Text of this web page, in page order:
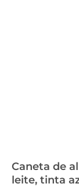
Caneta de
leite, tinta